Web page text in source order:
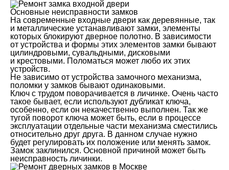
Основные неисправности замков
На современные входные двери как деревянные, так
и металлические устанавливают замки, элементы
которых блокируют дверное полотно. В зависимости
от устройства и формы этих элементов замки бывают
цилиндровыми, сувальдными, дисковыми
и крестовыми. Поломаться может любо их этих
устройств.
Не зависимо от устройства замочного механизма,
поломки у замков бывают одинаковыми.
Ключ с трудом поворачивается в личинке. Очень часто
такое бывает, если используют дубликат ключа,
особенно, если он некачественно выполнен. Так же
тугой поворот ключа может быть, если в процессе
эксплуатации отдельные части механизма сместились
относительно друг друга. В данном случае нужно
будет регулировать их положение или менять замок.
Замок заклинился. Основной причиной может быть
неисправность личинки.